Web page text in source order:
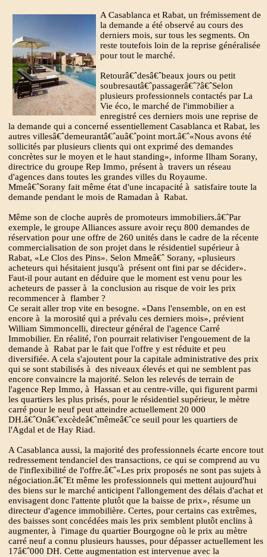
A Casablanca et Rabat, un frémissement de
la demande a été observé au cours des
derniers mois, sur tous les segments. On
reste toutefois loin de la reprise généralisée
pour tout le marché.
Retourâ€ˆdesâ€ˆbeaux jours ou petit
soubresautâ€ˆpassagerâ€ˆ?â€ˆSelon
plusieurs professionnels contactés par La
Vie éco, le marché de l'immobilier a
enregistré ces derniers mois une reprise de
la demande qui a concerné essentiellement Casablanca et Rabat, les
autres villesâ€ˆdemeurantâ€ˆauâ€ˆpoint mort.â€ˆ«Nous avons été
sollicités par plusieurs clients qui ont exprimé des demandes
concrètes sur le moyen et le haut standing», informe Ilham Sorany,
directrice du groupe Rep Immo, présent à travers un réseau
d'agences dans toutes les grandes villes du Royaume.
Mmeâ€ˆSorany fait même état d'une incapacité à satisfaire toute la
demande pendant le mois de Ramadan à Rabat.
Même son de cloche auprès de promoteurs immobiliers.â€ˆPar
exemple, le groupe Alliances assure avoir reçu 800 demandes de
réservation pour une offre de 260 unités dans le cadre de la récente
commercialisation de son projet dans le résidentiel supérieur à
Rabat, «Le Clos des Pins». Selon Mmeâ€ˆ Sorany, «plusieurs
acheteurs qui hésitaient jusqu'à présent ont fini par se décider».
Faut-il pour autant en déduire que le moment est venu pour les
acheteurs de passer à la conclusion au risque de voir les prix
recommencer à flamber ?
Ce serait aller trop vite en besogne. «Dans l'ensemble, on en est
encore à la morosité qui a prévalu ces derniers mois», prévient
William Simmoncelli, directeur général de l'agence Carré
Immobilier. En réalité, l'on pourrait relativiser l'engouement de la
demande à Rabat par le fait que l'offre y est réduite et peu
diversifiée. A cela s'ajoutent pour la capitale administrative des prix
qui se sont stabilisés à des niveaux élevés et qui ne semblent pas
encore convaincre la majorité. Selon les relevés de terrain de
l'agence Rep Immo, à Hassan et au centre-ville, qui figurent parmi
les quartiers les plus prisés, pour le résidentiel supérieur, le mètre
carré pour le neuf peut atteindre actuellement 20 000
DH.â€ˆOnâ€ˆexcèdeâ€ˆmêmeâ€ˆce seuil pour les quartiers de
l'Agdal et de Hay Riad.
A Casablanca aussi, la majorité des professionnels écarte encore tout
redressement tendanciel des transactions, ce qui se comprend au vu
de l'inflexibilité de l'offre.â€ˆ«Les prix proposés ne sont pas sujets à
négociation.â€ˆEt même les professionnels qui mettent aujourd'hui
des biens sur le marché anticipent l'allongement des délais d'achat et
envisagent donc l'attente plutôt que la baisse de prix», résume un
directeur d'agence immobilière. Certes, pour certains cas extrêmes,
des baisses sont concédées mais les prix semblent plutôt enclins à
augmenter, à l'image du quartier Bourgogne où le prix au mètre
carré neuf a connu plusieurs hausses, pour dépasser actuellement les
17â€ˆ000 DH. Cette augmentation est intervenue avec la